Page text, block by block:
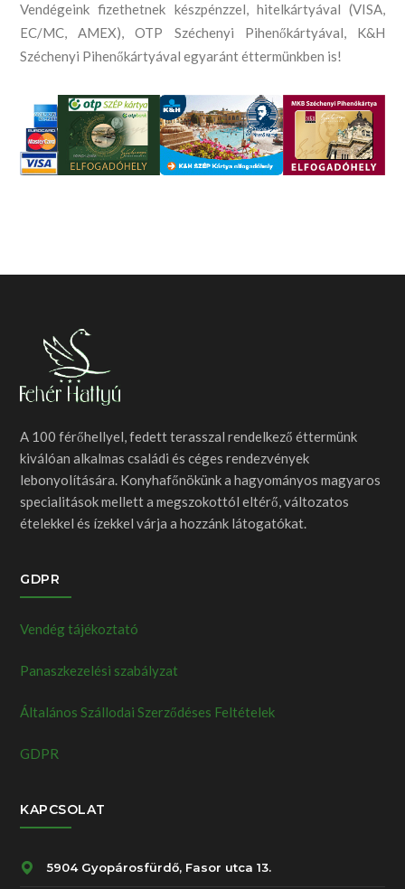
Vendégeink fizethetnek készpénzzel, hitelkártyával (VISA,
EC/MC, AMEX), OTP Széchenyi Pihenőkártyával, K&H
Széchenyi Pihenőkártyával egyaránt éttermünkben is!
A 100 férőhellyel, fedett terasszal rendelkező éttermünk
kiválóan alkalmas családi és céges rendezvények
lebonyolítására. Konyhafőnökünk a hagyományos magyaros
specialitások mellett a megszokottól eltérő, változatos
ételekkel és ízekkel várja a hozzánk látogatókat.
GDPR
Vendég tájékoztató
Panaszkezelési szabályzat
Általános Szállodai Szerződéses Feltételek
GDPR
KAPCSOLAT
5904 Gyopárosfürdő, Fasor utca 13.